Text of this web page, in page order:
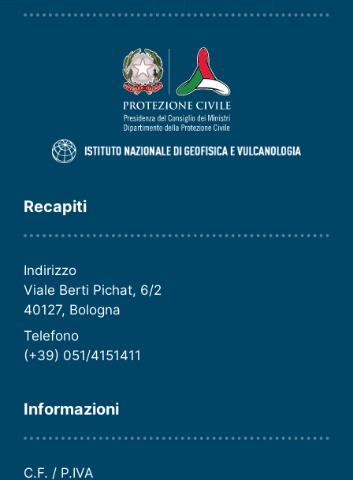
Recapiti
Indirizzo
Viale Berti Pichat, 6/2
40127, Bologna
Telefono
(+39) 051/4151411
Informazioni
C.F. / P.IVA